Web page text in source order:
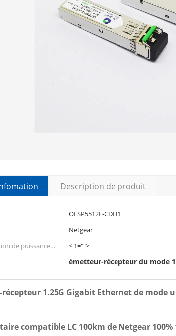
Description de produit
OLSP5512L-CDH1
Netgear
de puissance
< 1="">
émetteur-récepteur du mode
1.25G Gigabit Ethernet de mode
compatible LC 100km de Netgear